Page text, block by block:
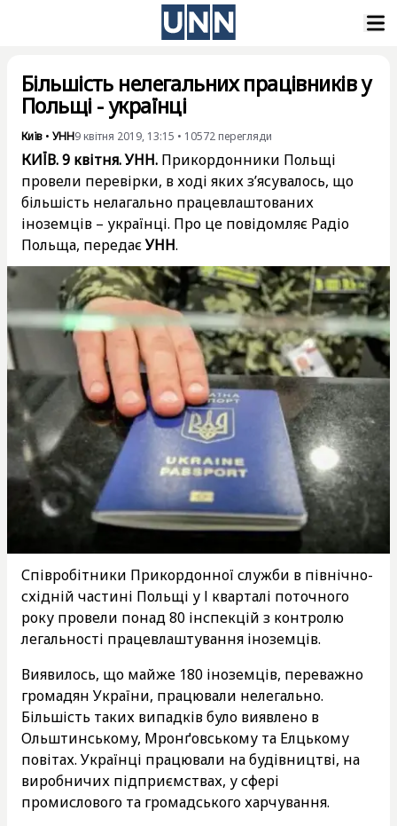
Більшість нелегальних працівників у
Польщі - українці
Київ • УНН9 квітня 2019, 13:15 • 10572 перегляди
КИЇВ. 9 квітня. УНН. Прикордонники Польщі
провели перевірки, в ході яких з’ясувалось, що
більшість нелагально працевлаштованих
іноземців – українці. Про це повідомляє Радіо
Польща, передаєУНН.
Співробітники Прикордонної служби в північно-
східній частині Польщі у І кварталі поточного
року провели понад 80 інспекцій з контролю
легальності працевлаштування іноземців.
Виявилось, що майже 180 іноземців, переважно
громадян України, працювали нелегально.
Більшість таких випадків було виявлено в
Ольштинському, Мронґовському та Елцькому
повітах. Українці працювали на будівництві, на
виробничих підприємствах, у сфері
промислового та громадського харчування.